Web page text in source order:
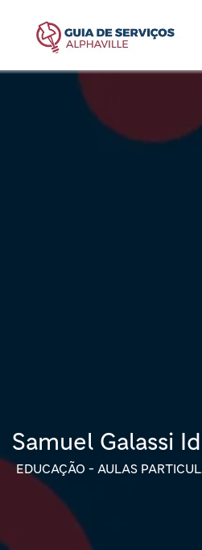
Samuel Galassi
EDUCAÇÃO - AULAS